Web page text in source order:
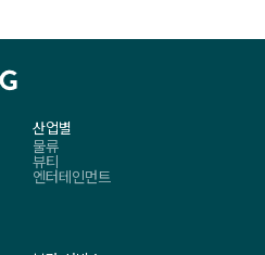
산업별
물류
뷰티
엔터테인먼트